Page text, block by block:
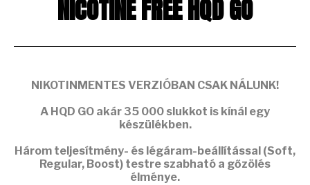
NICOTINE FREE HQD GO
NIKOTINMENTES VERZIÓBAN CSAK NÁLUNK!
A HQD GO akár 35 000 slukkot is kínál egy
készülékben.
Három teljesítmény- és légáram-beállítással (Soft,
Regular, Boost) testre szabható a gőzölés
élménye.